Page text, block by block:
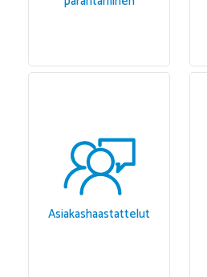
Asiakashaastattelut